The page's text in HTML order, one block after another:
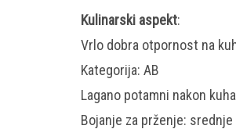
Kulinarski aspekt:
Vrlo dobra otpornost na
Kategorija: AB
Lagano potamni nakon
Bojanje za prženje: srednje